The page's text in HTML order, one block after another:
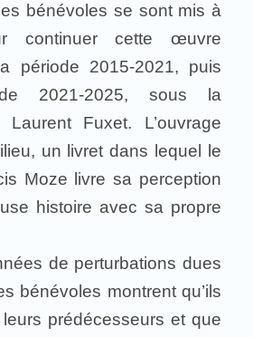
bénévoles se sont mis à
continuer cette œuvre
période 2015-2021, puis
2021-2025, sous la
Fuxet. L’ouvrage
un livret dans lequel le
Moze livre sa perception
histoire avec sa propre
de perturbations dues
bénévoles montrent qu’ils
prédécesseurs et que